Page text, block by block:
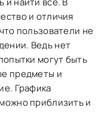
и отличия
пользователи не
Ведь нет
могут быть
предметы и
Графика
приблизить и